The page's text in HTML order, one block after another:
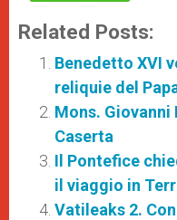
Related Posts:
Benedetto XVI
reliquie del
Mons. Giovanni
Caserta
Il Pontefice
il viaggio in
Vatileaks 2.